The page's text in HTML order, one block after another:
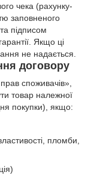
чека (рахунку-
заповненого
підписом
Якщо ці
не надається.
договору
споживачів»,
товар належної
покупки), якщо:
пломби,